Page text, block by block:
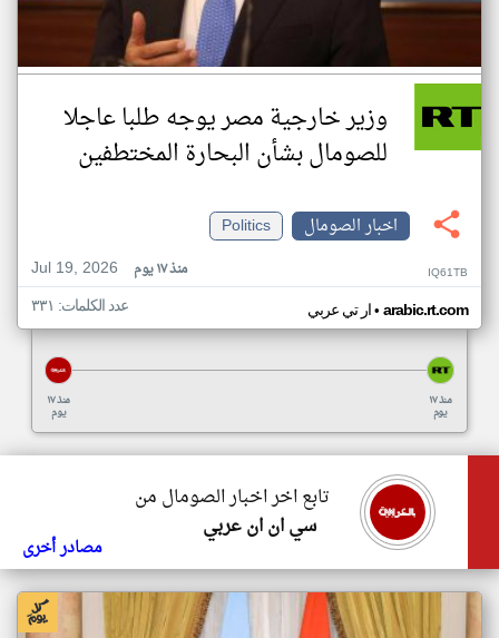
وزير خارجية مصر يوجه طلبا عاجلا
للصومال بشأن البحارة المختطفين
اخبار الصومال
Politics
Jul 19, 2026
منذ ١٧ يوم IQ61TB
ار تي عربي• arabic.rt.com عدد الكلمات: ٣٣١
منذ ١٧
يوم
منذ ١٧
يوم
تابع اخر اخبار الصومال من
سي ان ان عربي
مصادر أخرى